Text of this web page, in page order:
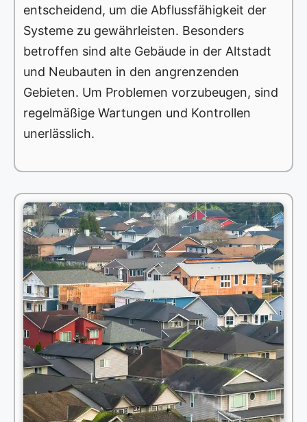
entscheidend, um die Abflussfähigkeit der
Systeme zu gewährleisten. Besonders
betroffen sind alte Gebäude in der Altstadt
und Neubauten in den angrenzenden
Gebieten. Um Problemen vorzubeugen, sind
regelmäßige Wartungen und Kontrollen
unerlässlich.